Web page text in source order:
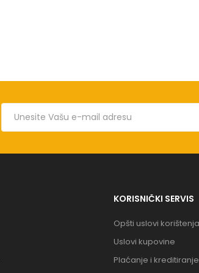
KORISNIČKI SERVIS
Opšti uslovi korištenja
Uslovi kupovine
Plaćanje i kreditiranje